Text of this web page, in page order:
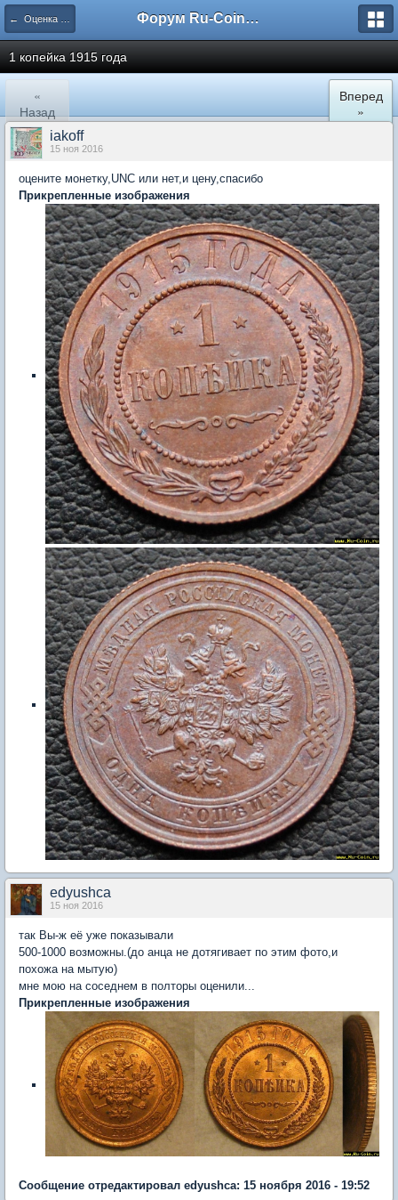
← Оценка монет царской России Форум Ru-Coin.ru
1 копейка 1915 года
«
Назад
Вперед
»
iakoff
15 ноя 2016
оцените монетку,UNC или нет,и цену,спасибо
Прикрепленные изображения
edyushca
15 ноя 2016
так Вы-ж её уже показывали
500-1000 возможны.(до анца не дотягивает по этим фото,и
похожа на мытую)
мне мою на соседнем в полторы оценили...
Прикрепленные изображения
Сообщение отредактировал edyushca: 15 ноября 2016 - 19:52